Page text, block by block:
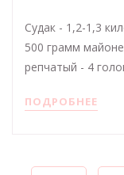
Судак - 1,2-1,3
500 грамм
репчатый - 4
ПОДРОБНЕЕ